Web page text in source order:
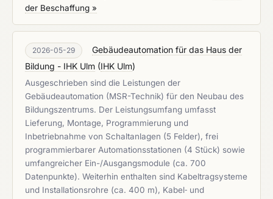
der Beschaffung »
2026-05-29
Gebäudeautomation für das Haus der
Bildung - IHK Ulm (IHK Ulm)
Ausgeschrieben sind die Leistungen der
Gebäudeautomation (MSR-Technik) für den Neubau des
Bildungszentrums. Der Leistungsumfang umfasst
Lieferung, Montage, Programmierung und
Inbetriebnahme von Schaltanlagen (5 Felder), frei
programmierbarer Automationsstationen (4 Stück) sowie
umfangreicher Ein-/Ausgangsmodule (ca. 700
Datenpunkte). Weiterhin enthalten sind Kabeltragsysteme
und Installationsrohre (ca. 400 m), Kabel‑ und